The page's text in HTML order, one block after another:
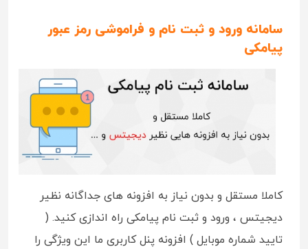
سامانه ورود و ثبت نام و فراموشی رمز عبور
پیامکی
کاملا مستقل و بدون نیاز به افزونه های جداگانه نظیر
دیجیتس ، ورود و ثبت نام پیامکی راه اندازی کنید. (
تایید شماره موبایل ) افزونه پنل کاربری ما این ویژگی را